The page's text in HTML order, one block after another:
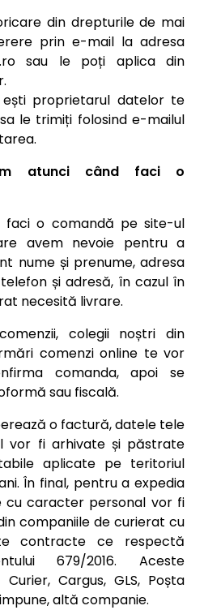
din drepturile de mai
prin e-mail la adresa
sau le poți aplica din
proprietarul datelor te
le trimiți folosind e-mailul
atunci când faci o
o comandă pe site-ul
avem nevoie pentru a
nume și prenume, adresa
și adresă, în cazul în
necesită livrare.
colegii noștri din
comenzi online te vor
comanda, apoi se
sau fiscală.
o factură, datele tele
vor fi arhivate și păstrate
aplicate pe teritoriul
În final, pentru a expedia
cu caracter personal vor fi
companiile de curierat cu
contracte ce respectă
679/2016. Aceste
Cargus, GLS, Poșta
altă companie.